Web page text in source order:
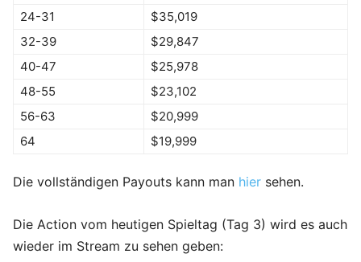
24-31
$35,019
32-39
$29,847
40-47
$25,978
48-55
$23,102
56-63
$20,999
64
$19,999
Die vollständigen Payouts kann man hier sehen.
Die Action vom heutigen Spieltag (Tag 3) wird es auch
wieder im Stream zu sehen geben: